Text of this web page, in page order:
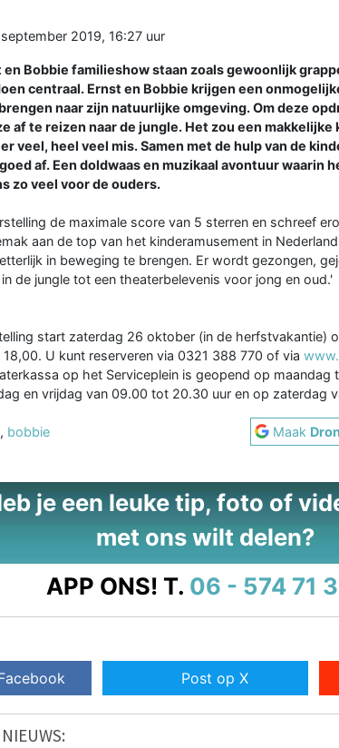
2019, 16:27 uur
Bobbie familieshow staan zoals gewoonlijk
centraal. Ernst en Bobbie krijgen een
naar zijn natuurlijke omgeving. Om deze
af te reizen naar de jungle. Het zou een makkelijke
veel, heel veel mis. Samen met de hulp van de
af. Een doldwaas en muzikaal avontuur waarin
zo veel voor de ouders.
de maximale score van 5 sterren en schreef
aan de top van het kinderamusement in
in beweging te brengen. Er wordt gezongen,
de jungle tot een theaterbelevenis voor jong en oud.'
start zaterdag 26 oktober (in de herfstvakantie)
U kunt reserveren via 0321 388 770 of via
op het Serviceplein is geopend op
en vrijdag van 09.00 tot 20.30 uur en op zaterdag
, bobbie Maak
je een leuke tip, foto of
met ons wilt delen?
APP ONS! T. 06 - 574 71
Post op X